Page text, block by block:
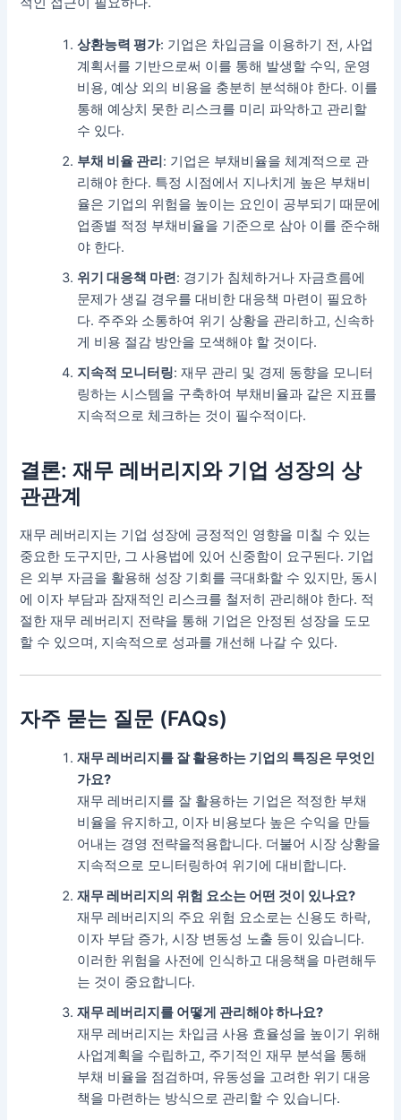
상환능력 평가: 기업은 차입금을 이용하기 전, 사업
계획서를 기반으로써 이를 통해 발생할 수익, 운영
비용, 예상 외의 비용을 충분히 분석해야 한다. 이를
통해 예상치 못한 리스크를 미리 파악하고 관리할
수 있다.
부채 비율 관리 : 기업은 부채비율을 체계적으로 관
리해야 한다. 특정 시점에서 지나치게 높은 부채비
율은 기업의 위험을 높이는 요인이 공부되기 때문에
업종별 적정 부채비율을 기준으로 삼아 이를 준수해
야 한다.
위기 대응책 마련: 경기가 침체하거나 자금흐름에
문제가 생길 경우를 대비한 대응책 마련이 필요하
다. 주주와 소통하여 위기 상황을 관리하고, 신속하
게 비용 절감 방안을 모색해야 할 것이다.
지속적 모니터링: 재무 관리 및 경제 동향을 모니터
링하는 시스템을 구축하여 부채비율과 같은 지표를
지속적으로 체크하는 것이 필수적이다.
결론: 재무 레버리지와 기업 성장의 상
관관계
재무 레버리지는 기업 성장에 긍정적인 영향을 미칠 수 있는
중요한 도구지만, 그 사용법에 있어 신중함이 요구된다. 기업
은 외부 자금을 활용해 성장 기회를 극대화할 수 있지만, 동시
에 이자 부담과 잠재적인 리스크를 철저히 관리해야 한다. 적
절한 재무 레버리지 전략을 통해 기업은 안정된 성장을 도모
할 수 있으며, 지속적으로 성과를 개선해 나갈 수 있다.
자주 묻는 질문 (FAQs)
재무 레버리지를 잘 활용하는 기업의 특징은 무엇인
가요?
재무 레버리지를 잘 활용하는 기업은 적정한 부채
비율을 유지하고, 이자 비용보다 높은 수익을 만들
어내는 경영 전략을적용합니다. 더불어 시장 상황을
지속적으로 모니터링하여 위기에 대비합니다.
재무 레버리지의 위험 요소는 어떤 것이 있나요?
재무 레버리지의 주요 위험 요소로는 신용도 하락,
이자 부담 증가, 시장 변동성 노출 등이 있습니다.
이러한 위험을 사전에 인식하고 대응책을 마련해두
는 것이 중요합니다.
재무 레버리지를 어떻게 관리해야 하나요?
재무 레버리지는 차입금 사용 효율성을 높이기 위해
사업계획을 수립하고, 주기적인 재무 분석을 통해
부채 비율을 점검하며, 유동성을 고려한 위기 대응
책을 마련하는 방식으로 관리할 수 있습니다.